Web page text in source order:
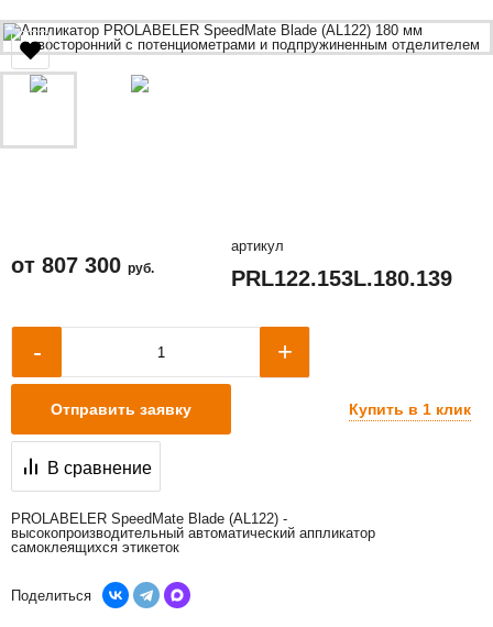
от 807 300 руб.
артикул
PRL122.153L.180.139
- +
Отправить заявку Купить в 1 клик
В сравнение
PROLABELER SpeedMate Blade (AL122) -
высокопроизводительный автоматический аппликатор
самоклеящихся этикеток
Поделиться